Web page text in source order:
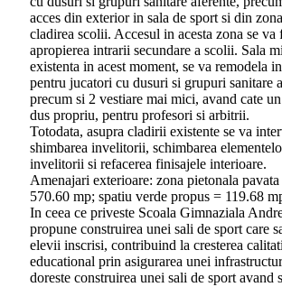
acces din exterior in sala de sport si din
cladirea scolii. Accesul in acesta zona se va
apropierea intrarii secundare a scolii. Sala
existenta in acest moment, se va remodela
pentru jucatori cu dusuri si grupuri sanitare
precum si 2 vestiare mai mici, avand cate
dus propriu, pentru profesori si arbitrii.
Totodata, asupra cladirii existente se va
shimbarea invelitorii, schimbarea
invelitorii si refacerea finisajele interioare.
Amenajari exterioare: zona pietonala
570.60 mp; spatiu verde propus = 119.68
In ceea ce priveste Scoala Gimnaziala
propune construirea unei sali de sport care
elevii inscrisi, contribuind la cresterea
educational prin asigurarea unei
doreste construirea unei sali de sport avand